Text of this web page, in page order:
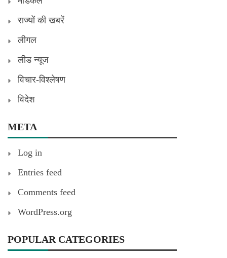
राज्यों की खबरें
लीगल
लीड न्यूज
विचार-विश्लेषण
विदेश
META
Log in
Entries feed
Comments feed
WordPress.org
POPULAR CATEGORIES